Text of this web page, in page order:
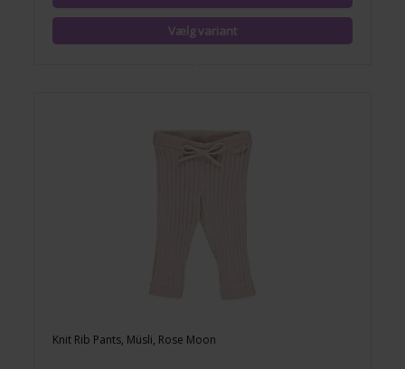
Knit Rib Pants, Müsli, Rose Moon